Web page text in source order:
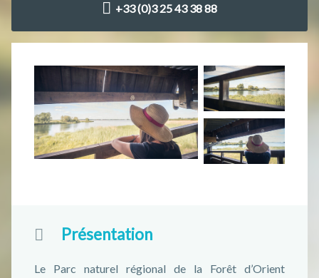
+33 (0)3 25 43 38 88
Présentation
Le Parc naturel régional de la Forêt d’Orient